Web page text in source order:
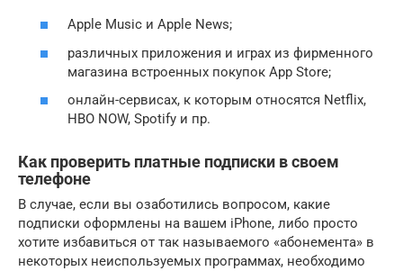
Apple Music и Apple News;
различных приложения и играх из фирменного
магазина встроенных покупок App Store;
онлайн-сервисах, к которым относятся Netflix,
HBO NOW, Spotify и пр.
Как проверить платные подписки в своем
телефоне
В случае, если вы озаботились вопросом, какие
подписки оформлены на вашем iPhone, либо просто
хотите избавиться от так называемого «абонемента» в
некоторых неиспользуемых программах, необходимо